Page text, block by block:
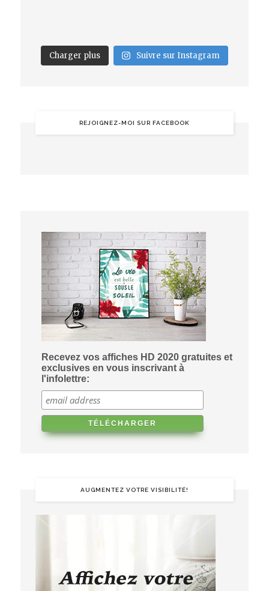
Charger plus Suivre sur Instagram
REJOIGNEZ-MOI SUR FACEBOOK
Recevez vos affiches HD 2020 gratuites et
exclusives en vous inscrivant à
l'infolettre:
AUGMENTEZ VOTRE VISIBILITÉ!